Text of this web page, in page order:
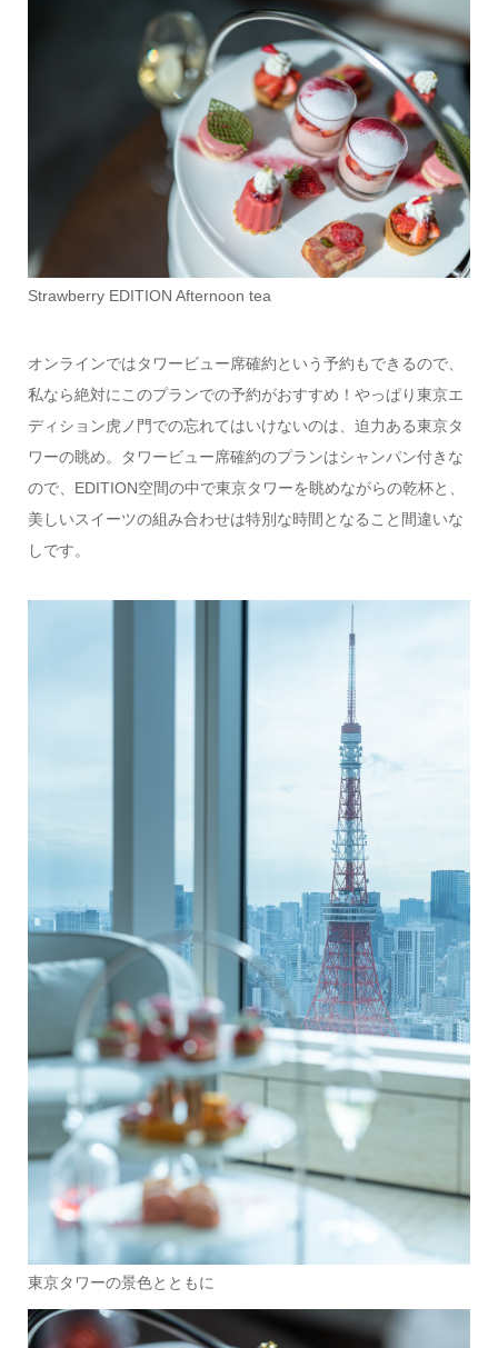
Strawberry EDITION Afternoon tea
オンラインではタワービュー席確約という予約もできるので、
私なら絶対にこのプランでの予約がおすすめ！やっぱり東京エ
ディション虎ノ門での忘れてはいけないのは、迫力ある東京タ
ワーの眺め。タワービュー席確約のプランはシャンパン付きな
ので、EDITION空間の中で東京タワーを眺めながらの乾杯と、
美しいスイーツの組み合わせは特別な時間となること間違いな
しです。
東京タワーの景色とともに